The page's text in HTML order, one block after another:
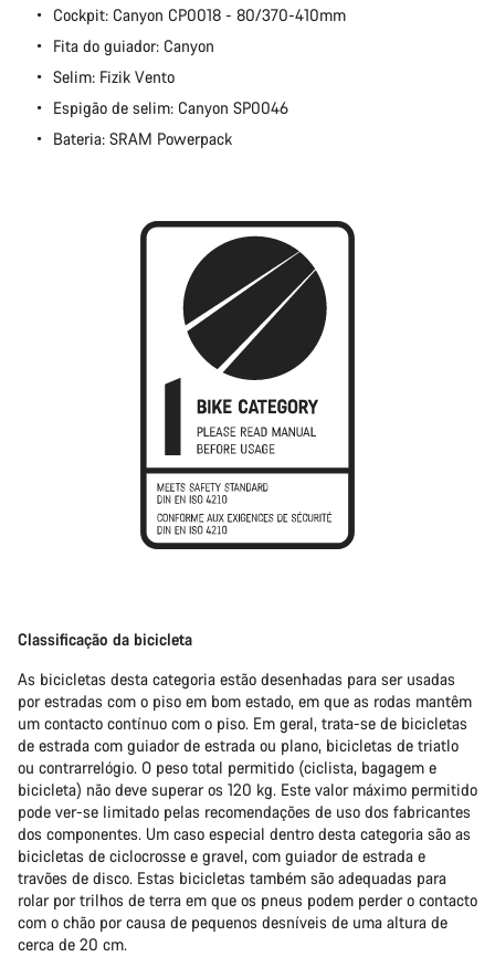
Cockpit: Canyon CP0018 - 80/370-410mm
Fita do guiador: Canyon
Selim: Fizik Vento
Espigão de selim: Canyon SP0046
Bateria: SRAM Powerpack
Classificação da bicicleta
As bicicletas desta categoria estão desenhadas para ser usadas
por estradas com o piso em bom estado, em que as rodas mantêm
um contacto contínuo com o piso. Em geral, trata-se de bicicletas
de estrada com guiador de estrada ou plano, bicicletas de triatlo
ou contrarrelógio. O peso total permitido (ciclista, bagagem e
bicicleta) não deve superar os 120 kg. Este valor máximo permitido
pode ver-se limitado pelas recomendações de uso dos fabricantes
dos componentes. Um caso especial dentro desta categoria são as
bicicletas de ciclocrosse e gravel, com guiador de estrada e
travões de disco. Estas bicicletas também são adequadas para
rolar por trilhos de terra em que os pneus podem perder o contacto
com o chão por causa de pequenos desníveis de uma altura de
cerca de 20 cm.